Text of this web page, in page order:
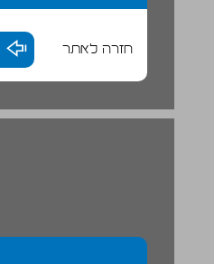
חזרה לאתר